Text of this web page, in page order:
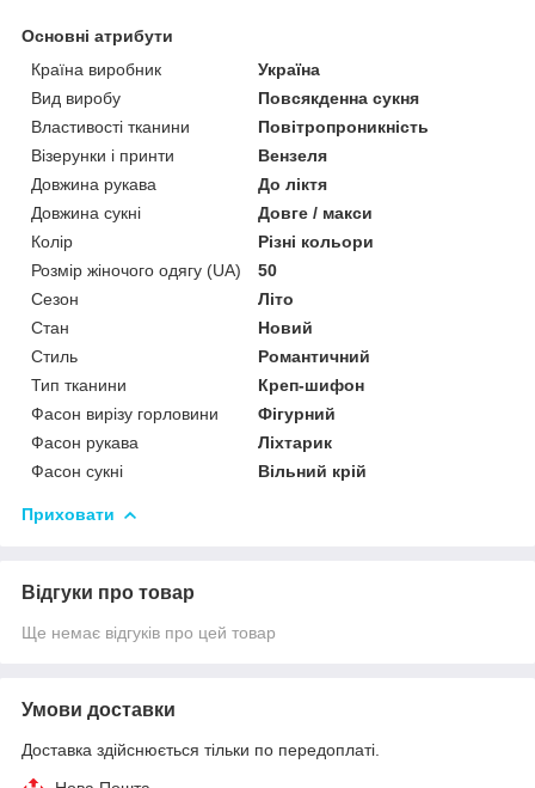
Основні атрибути
Країна виробник
Україна
Вид виробу
Повсякденна сукня
Властивості тканини
Повітропроникність
Візерунки і принти
Вензеля
Довжина рукава
До ліктя
Довжина сукні
Довге / макси
Колір
Різні кольори
Розмір жіночого одягу (UA)
50
Сезон
Літо
Стан
Новий
Стиль
Романтичний
Тип тканини
Креп-шифон
Фасон вирізу горловини
Фігурний
Фасон рукава
Ліхтарик
Фасон сукні
Вільний крій
Приховати
Відгуки про товар
Ще немає відгуків про цей товар
Умови доставки
Доставка здійснюється тільки по передоплаті.